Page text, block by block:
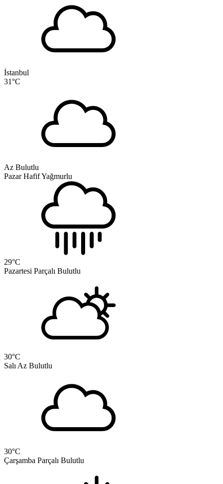
İstanbul
31°C
Az Bulutlu
Pazar Hafif Yağmurlu
29°C
Pazartesi Parçalı Bulutlu
30°C
Salı Az Bulutlu
30°C
Çarşamba Parçalı Bulutlu